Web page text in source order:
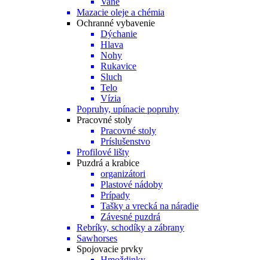
Mazacie oleje a chémia
Ochranné vybavenie
Dýchanie
Hlava
Nohy
Rukavice
Sluch
Telo
Vízia
Popruhy, upínacie popruhy
Pracovné stoly
Pracovné stoly
Príslušenstvo
Profilové lišty
Puzdrá a krabice
organizátori
Plastové nádoby
Prípady
Tašky a vrecká na náradie
Závesné puzdrá
Rebríky, schodíky a zábrany
Sawhorses
Spojovacie prvky